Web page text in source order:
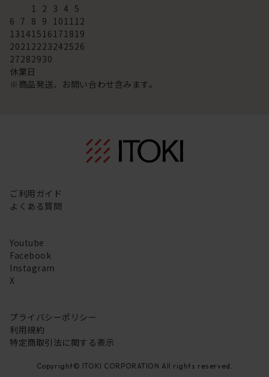
1 2 3 4 5
6 7 8 9 101112
13141516171819
20212223242526
27282930
休業日
※商品発送、お問い合わせ含みます。
ご利用ガイド
よくある質問
Youtube
Facebook
Instagram
X
プライバシーポリシー
利用規約
特定商取引法に関する表示
Copyright© ITOKI CORPORATION All rights reserved.